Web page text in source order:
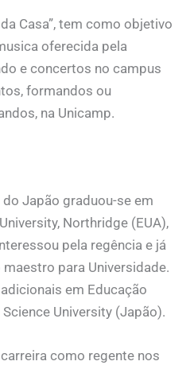
Casa”, tem como objetivo
oferecida pela
e concertos no campus
formandos ou
na Unicamp.
do Japão graduou-se em
Northridge (EUA),
pela regência e já
para Universidade.
em Educação
University (Japão).
como regente nos